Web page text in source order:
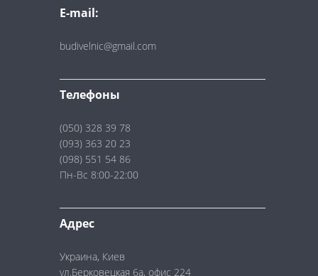
E-mail:
budivelnic@gmail.com
Телефоны
(050) 328 39 78
(093) 363 20 23
(098) 551 54 86
Пн-Вс 8:00-22:00
Адрес
Украина, Киев
ул.Берковецкая 6а, офис 224